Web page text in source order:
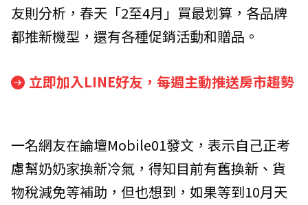
友則分析，春天「2至4月」買最划算，各品牌
都推新機型，還有各種促銷活動和贈品。
立即加入LINE好友，每週主動推送房市趨勢
一名網友在論壇Mobile01發文，表示自己正考
慮幫奶奶家換新冷氣，得知目前有舊換新、貨
物稅減免等補助，但也想到，如果等到10月天